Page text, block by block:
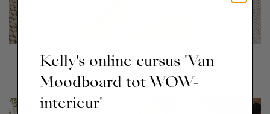
Hay
Peas Rug - 80 x 140 cm
€229,00
Layered
Evelina Kroon jute rug
€900,00
Kelly's online cursus 'Van
Moodboard tot WOW-
interieur'